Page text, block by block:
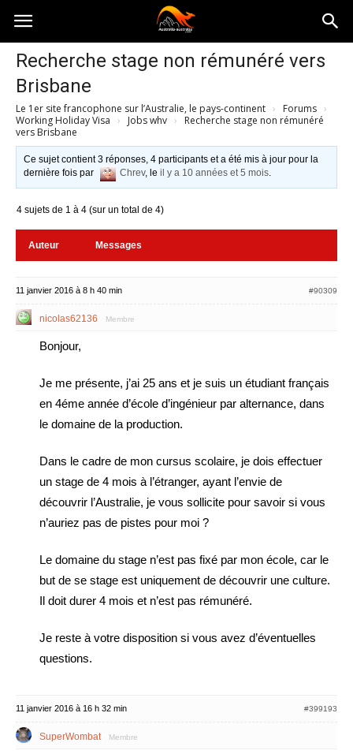
Australia-
australie.com
Recherche stage non rémunéré vers
Brisbane
Le 1er site francophone sur l’Australie, le pays-continent › Forums ›
Working Holiday Visa › Jobs whv ›
Recherche stage non rémunéré
vers Brisbane
Ce sujet contient 3 réponses, 4 participants et a été mis à jour pour la
dernière fois par
Chrev, leil y a 10 années et 5 mois.
4 sujets de 1 à 4 (sur un total de 4)
Auteur Messages
11 janvier 2016 à 8 h 40 min #90309
nicolas62136 Membre
Bonjour,
Je me présente, j’ai 25 ans et je suis un étudiant français
en 4éme année d’école d’ingénieur par alternance, dans
le domaine de la production.
Dans le cadre de mon cursus scolaire, je dois effectuer
un stage de 4 mois à l’étranger, ayant l’envie de
découvrir l’Australie, je vous sollicite pour savoir si vous
n’auriez pas de pistes pour moi ?
Le domaine du stage n’est pas fixé par mon école, car le
but de se stage est uniquement de découvrir une culture.
Il doit durer 4 mois et n’est pas rémunéré.
Je reste à votre disposition si vous avez d’éventuelles
questions.
11 janvier 2016 à 16 h 32 min #399193
SuperWombat Membre